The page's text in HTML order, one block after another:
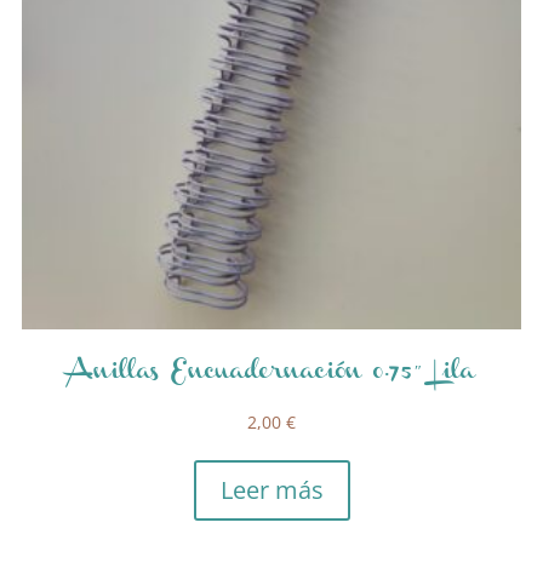
Anillas Encuadernación 0.75″ Lila
2,00 €
Leer más